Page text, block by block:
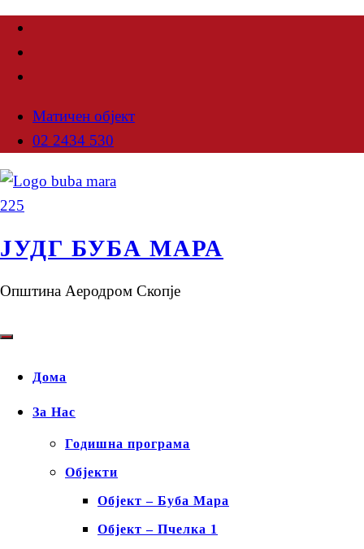
Матичен објект
02 2434 530
ЈУДГ БУБА МАРА
Општина Аеродром Скопје
Дома
За Нас
Годишна програма
Објекти
Објект – Буба Мара
Објект – Пчелка 1